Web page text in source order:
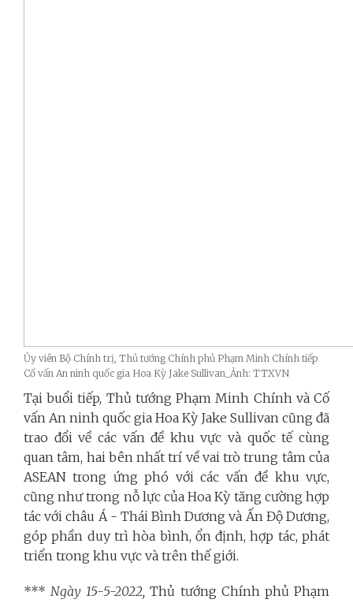
Ủy viên Bộ Chính trị, Thủ tướng Chính phủ Phạm Minh Chính tiếp
Cố vấn An ninh quốc gia Hoa Kỳ Jake Sullivan_Ảnh: TTXVN
Tại buổi tiếp, Thủ tướng Phạm Minh Chính và Cố
vấn An ninh quốc gia Hoa Kỳ Jake Sullivan cũng đã
trao đổi về các vấn đề khu vực và quốc tế cùng
quan tâm, hai bên nhất trí về vai trò trung tâm của
ASEAN trong ứng phó với các vấn đề khu vực,
cũng như trong nỗ lực của Hoa Kỳ tăng cường hợp
tác với châu Á - Thái Bình Dương và Ấn Độ Dương,
góp phần duy trì hòa bình, ổn định, hợp tác, phát
triển trong khu vực và trên thế giới.
*** Ngày 15-5-2022, Thủ tướng Chính phủ Phạm